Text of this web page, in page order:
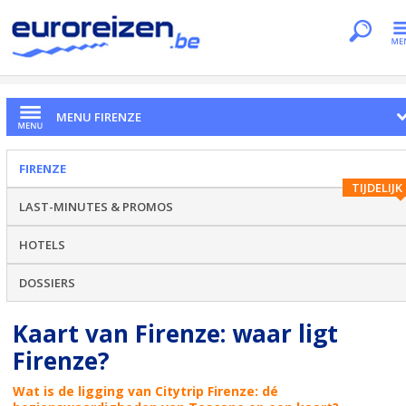
MENU FIRENZE
FIRENZE
TIJDELIJK
LAST-MINUTES & PROMOS
HOTELS
DOSSIERS
Kaart van Firenze: waar ligt
Firenze?
Wat is de ligging van Citytrip Firenze: dé